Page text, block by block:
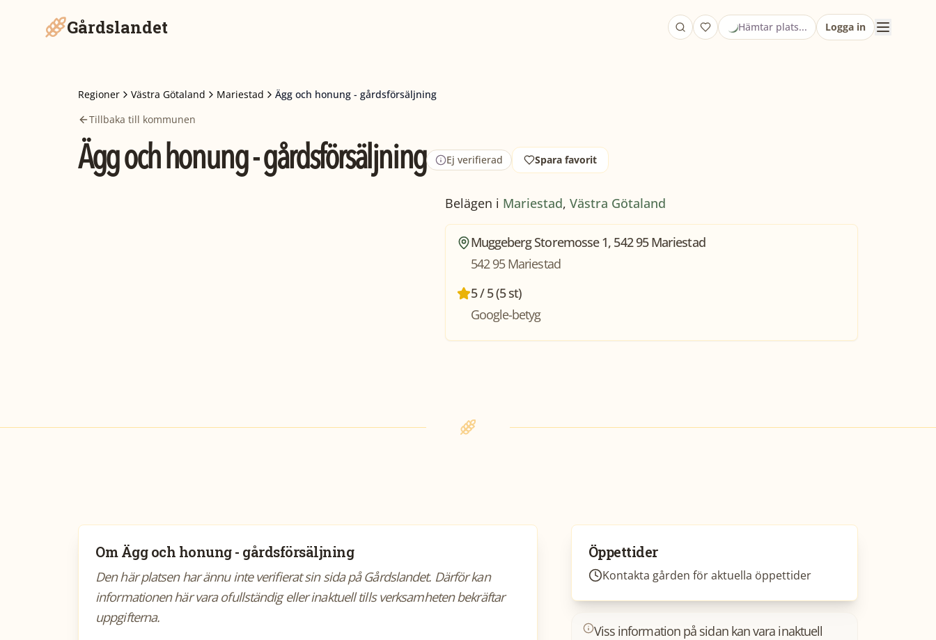
Gårdslandet Hämtar plats... Logga in
Regioner Västra Götaland Mariestad
Ägg och honung - gårdsförsäljning
Tillbaka till kommunen
Ägg och honung - gårdsförsäljning Ej verifierad Spara favorit
Belägen i Mariestad, Västra Götaland
Muggeberg Storemosse 1, 542 95 Mariestad
542 95 Mariestad
5 / 5 (5 st)
Google-betyg
OmÄgg och honung - gårdsförsäljning
Den här platsen har ännu inte verifierat sin sida på Gårdslandet. Därför kan
informationen här vara ofullständig eller inaktuell tills verksamheten bekräftar
uppgifterna.
Öppettider
Kontakta gården för aktuella öppettider
Viss information på sidan kan vara inaktuell